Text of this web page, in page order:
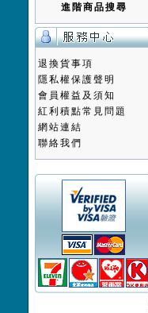
進階商品搜尋
退換貨事項
隱私權保護聲明
會員權益及須知
紅利積點常見問題
網站連結
聯絡我們